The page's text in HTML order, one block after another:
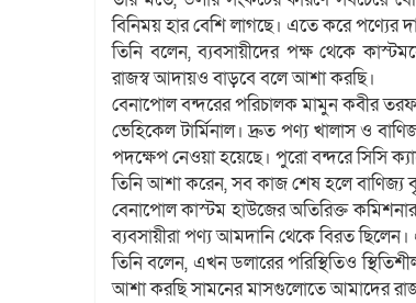
বিনিময় হার বেশি লাগছে। এতে করে পণ্যের
তিনি বলেন, ব্যবসায়ীদের পক্ষ থেকে
রাজস্ব আদায়ও বাড়বে বলে আশা করছি।
বেনাপোল বন্দরের পরিচালক মামুন কবীর
ভেহিকেল টার্মিনাল। দ্রুত পণ্য খালাস ও
পদক্ষেপ নেওয়া হয়েছে। পুরো বন্দরে সিসি
তিনি আশা করেন, সব কাজ শেষ হলে বাণিজ্য
বেনাপোল কাস্টম হাউজের অতিরিক্ত
ব্যবসায়ীরা পণ্য আমদানি থেকে বিরত
তিনি বলেন, এখন ডলারের পরিস্থিতিও
আশা করছি সামনের মাসগুলোতে আমাদের